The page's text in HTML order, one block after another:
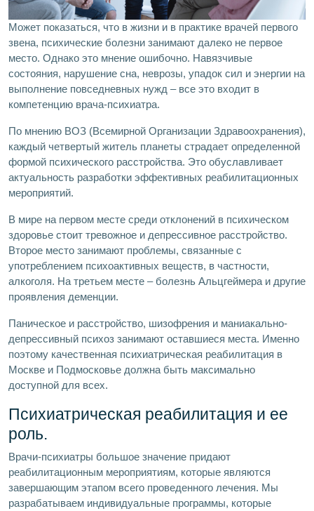
Может показаться, что в жизни и в практике врачей первого
звена, психические болезни занимают далеко не первое
место. Однако это мнение ошибочно. Навязчивые
состояния, нарушение сна, неврозы, упадок сил и энергии на
выполнение повседневных нужд – все это входит в
компетенцию врача-психиатра.
По мнению ВОЗ (Всемирной Организации Здравоохранения),
каждый четвертый житель планеты страдает определенной
формой психического расстройства. Это обуславливает
актуальность разработки эффективных реабилитационных
мероприятий.
В мире на первом месте среди отклонений в психическом
здоровье стоит тревожное и депрессивное расстройство.
Второе место занимают проблемы, связанные с
употреблением психоактивных веществ, в частности,
алкоголя. На третьем месте – болезнь Альцгеймера и другие
проявления деменции.
Паническое и расстройство, шизофрения и маниакально-
депрессивный психоз занимают оставшиеся места. Именно
поэтому качественная психиатрическая реабилитация в
Москве и Подмосковье должна быть максимально
доступной для всех.
Психиатрическая реабилитация и ее
роль.
Врачи-психиатры большое значение придают
реабилитационным мероприятиям, которые являются
завершающим этапом всего проведенного лечения. Мы
разрабатываем индивидуальные программы, которые